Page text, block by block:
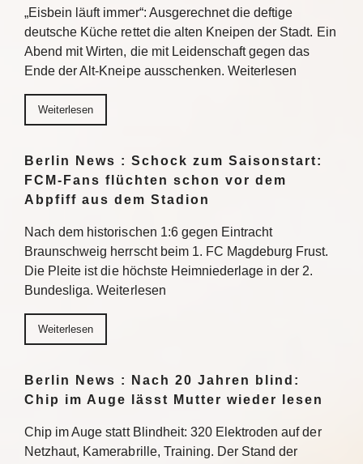
„Eisbein läuft immer“: Ausgerechnet die deftige
deutsche Küche rettet die alten Kneipen der Stadt. Ein
Abend mit Wirten, die mit Leidenschaft gegen das
Ende der Alt-Kneipe ausschenken. Weiterlesen
Weiterlesen
Berlin News : Schock zum Saisonstart:
FCM-Fans flüchten schon vor dem
Abpfiff aus dem Stadion
Nach dem historischen 1:6 gegen Eintracht
Braunschweig herrscht beim 1. FC Magdeburg Frust.
Die Pleite ist die höchste Heimniederlage in der 2.
Bundesliga. Weiterlesen
Weiterlesen
Berlin News : Nach 20 Jahren blind:
Chip im Auge lässt Mutter wieder lesen
Chip im Auge statt Blindheit: 320 Elektroden auf der
Netzhaut, Kamerabrille, Training. Der Stand der